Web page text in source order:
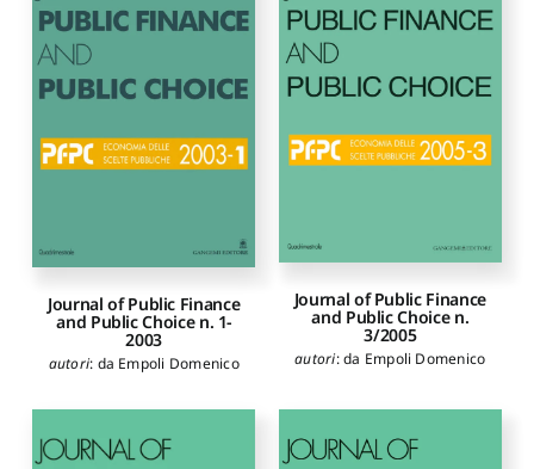
Journal of Public Finance
and Public Choice n. 1-
2003
autori: da Empoli Domenico
Journal of Public Finance
and Public Choice n.
3/2005
autori:da Empoli Domenico